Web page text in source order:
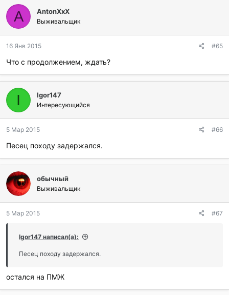
:
A AntonXxX
Выживальщик
16 Янв 2015 #65
Что с продолжением, ждать?
I Igor147
Интересующийся
5 Мар 2015 #66
Песец походу задержался.
обычный
Выживальщик
5 Мар 2015 #67
Igor147 написал(а):
Песец походу задержался.
остался на ПМЖ